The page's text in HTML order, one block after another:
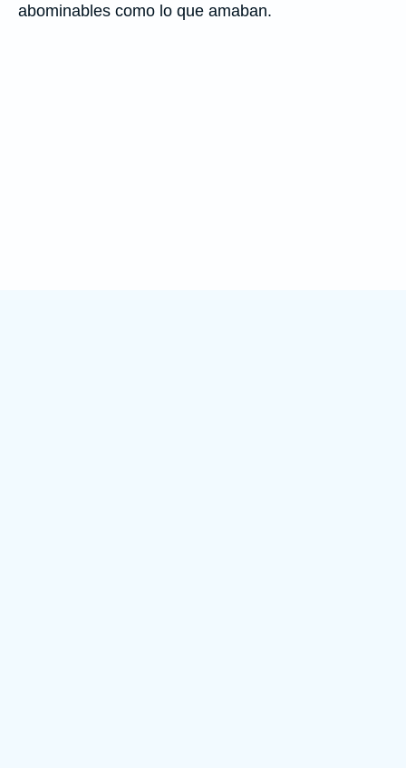
abominables como lo que amaban.